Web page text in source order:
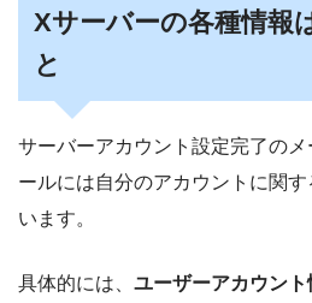
Xサーバーの各種情報
と
サーバーアカウント設定完了の
ールには自分のアカウントに関
います。
具体的には、 ユーザーアカウン